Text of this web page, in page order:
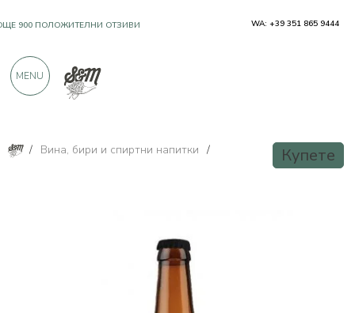
/ Вина, бири и спиртни напитки / Купете
900 ПОЛОЖИТЕЛНИ ОТЗИВИ WA: +39 351 865 9444
MENU